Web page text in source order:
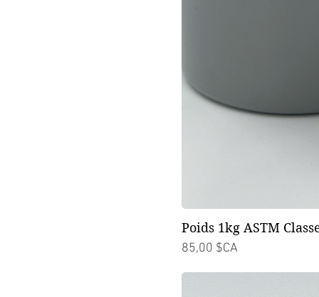
Poids 1kg ASTM
Prix
85,00 $CA